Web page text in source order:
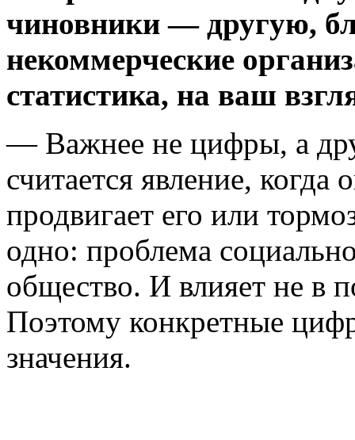
чиновники — другую,
некоммерческие
статистика, на ваш
— Важнее не цифры, а
считается явление,
продвигает его или
одно: проблема
общество. И влияет не в
Поэтому конкретные
значения.